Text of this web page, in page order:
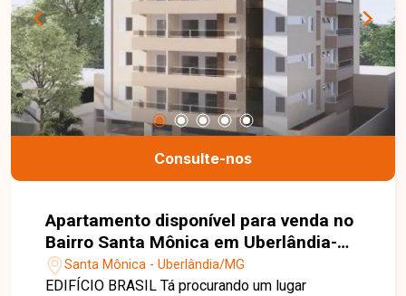
Consulte-nos
Apartamento disponível para venda no
Bairro Santa Mônica em Uberlândia-
MGSanta Mônica - Uberlândia/MG
EDIFÍCIO BRASIL Tá procurando um lugar